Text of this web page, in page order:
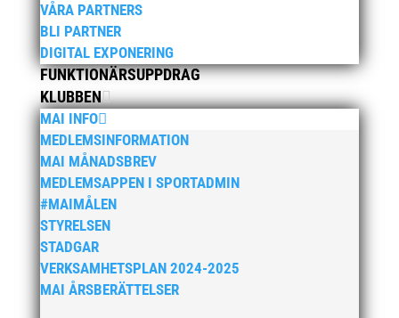
VÅRA PARTNERS
BLI PARTNER
DIGITAL EXPONERING
FUNKTIONÄRSUPPDRAG
KLUBBEN
MAI INFO
MEDLEMSINFORMATION
MAI MÅNADSBREV
MEDLEMSAPPEN I SPORTADMIN
#MAIMÅLEN
STYRELSEN
STADGAR
VERKSAMHETSPLAN 2024-2025
MAI ÅRSBERÄTTELSER
augusti 2019
juli 2019
juni 2019
maj 2019
april 2019
mars 2019
februari 2019
januari 2019
december 2018
november 2018
oktober 2018